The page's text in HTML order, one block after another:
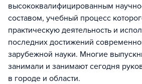
высококвалифицированным
составом, учебный процесс
практическую деятельность и
последних достижений
зарубежной науки. Многие
занимали и занимают сегодня
в городе и области.